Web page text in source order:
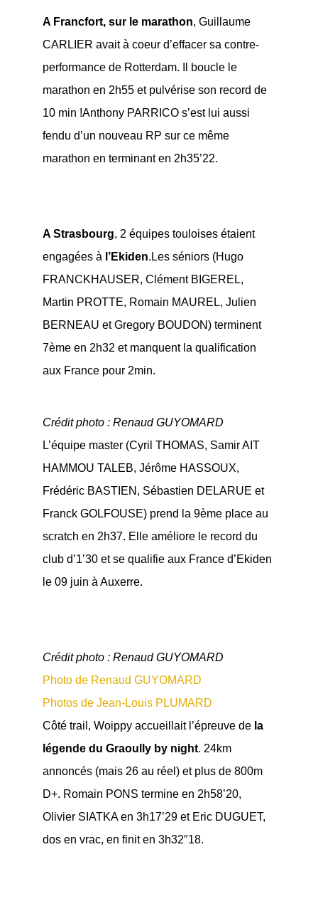
A Francfort, sur le marathon, Guillaume
CARLIER avait à coeur d’effacer sa contre-
performance de Rotterdam. Il boucle le
marathon en 2h55 et pulvérise son record de
10 min !Anthony PARRICO s’est lui aussi
fendu d’un nouveau RP sur ce même
marathon en terminant en 2h35’22.
A Strasbourg, 2 équipes touloises étaient
engagées à l’Ekiden.Les séniors (Hugo
FRANCKHAUSER, Clément BIGEREL,
Martin PROTTE, Romain MAUREL, Julien
BERNEAU et Gregory BOUDON) terminent
7ème en 2h32 et manquent la qualification
aux France pour 2min.
Crédit photo : Renaud GUYOMARD
L’équipe master (Cyril THOMAS, Samir AIT
HAMMOU TALEB, Jérôme HASSOUX,
Frédéric BASTIEN, Sébastien DELARUE et
Franck GOLFOUSE) prend la 9ème place au
scratch en 2h37. Elle améliore le record du
club d’1’30 et se qualifie aux France d’Ekiden
le 09 juin à Auxerre.
Crédit photo : Renaud GUYOMARD
Photo de Renaud GUYOMARD
Photos de Jean-Louis PLUMARD
Côté trail, Woippy accueillait l’épreuve de la
légende du Graoully by night. 24km
annoncés (mais 26 au réel) et plus de 800m
D+. Romain PONS termine en 2h58’20,
Olivier SIATKA en 3h17’29 et Eric DUGUET,
dos en vrac, en finit en 3h32″18.